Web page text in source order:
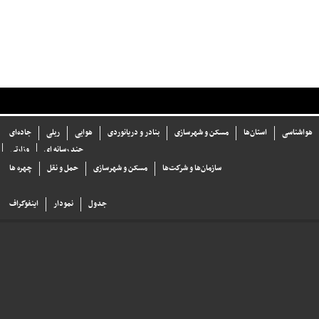
جاده‌ای ریلی هوایی بنادر و دریانوردی مسکن و شهرسازی استان‌ها
هواشناسی
وزارتی
چند رسانه ای
چهره ها
حمل و نقل مسکن و شهرسازی سازما‌ن‌ها و شركت‌ها
اینفوگراف نمودار جدول